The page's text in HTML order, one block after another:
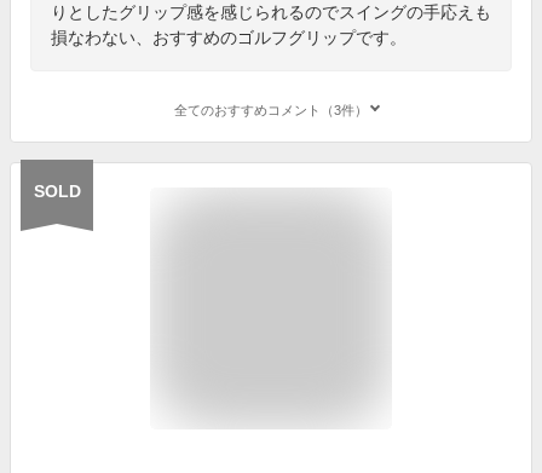
りとしたグリップ感を感じられるのでスイングの手応えも
損なわない、おすすめのゴルフグリップです。
全てのおすすめコメント（3件）
SOLD